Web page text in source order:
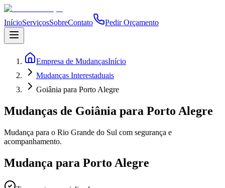
InícioServiçosSobreContato Pedir Orçamento
Empresa de MudançasInício
Mudanças Interestaduais
Goiânia para Porto Alegre
Mudanças de Goiânia para Porto Alegre
Mudança para o Rio Grande do Sul com segurança e
acompanhamento.
Mudança para Porto Alegre